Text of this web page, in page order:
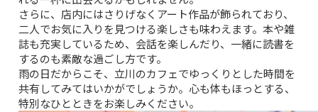
さらに、店内にはさりげなくアート作品が飾られており、
二人でお気に入りを見つける楽しさも味わえます。本や雑
誌も充実しているため、会話を楽しんだり、一緒に読書を
するのも素敵な過ごし方です。
雨の日だからこそ、立川のカフェでゆっくりとした時間を
共有してみてはいかがでしょうか。心も体もほっとする、
特別なひとときをお楽しみください。